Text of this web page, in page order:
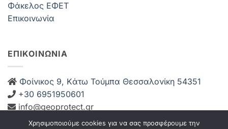
Φάκελος ΕΦΕΤ
Επικοινωνία
ΕΠΙΚΟΙΝΩΝΙΑ
Φοίνικος 9, Kάτω Τούμπα Θεσσαλονίκη 54351
+30 6951950601
info@geoprotect.gr
Δευ-Παρ: 08:00 – 21:00
Χρησιμοποιούμε cookies για να σας προσφέρουμε την